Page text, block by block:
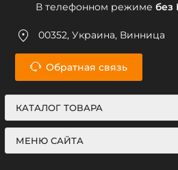
В телефонном режиме
00352, Украина, Винница
Обратная связь
КАТАЛОГ ТОВАРА
МЕНЮ САЙТА